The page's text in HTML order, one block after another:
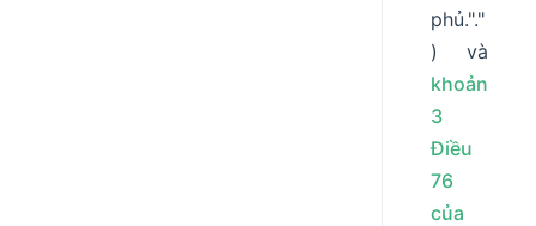
phủ."."
) và
khoản
3
Điều
76
của